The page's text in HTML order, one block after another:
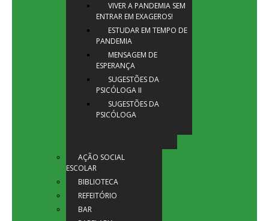
VIVER A PANDEMIA SEM
ENTRAR EM EXAGEROS!
ESTUDAR EM TEMPO DE
PANDEMIA
MENSAGEM DE
ESPERANÇA
SUGESTÕES DA
PSICÓLOGA II
SUGESTÕES DA
PSICÓLOGA
AÇÃO SOCIAL
ESCOLAR
BIBLIOTECA
REFEITÓRIO
BAR